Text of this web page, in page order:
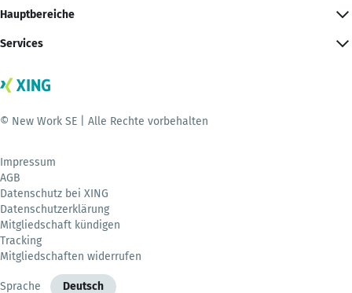
Hauptbereiche
Services
© New Work SE | Alle Rechte vorbehalten
Impressum
AGB
Datenschutz bei XING
Datenschutzerklärung
Mitgliedschaft kündigen
Tracking
Mitgliedschaften widerrufen
Sprache Deutsch